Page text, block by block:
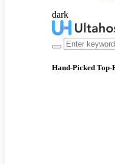
dark
Hand-Picked Top-